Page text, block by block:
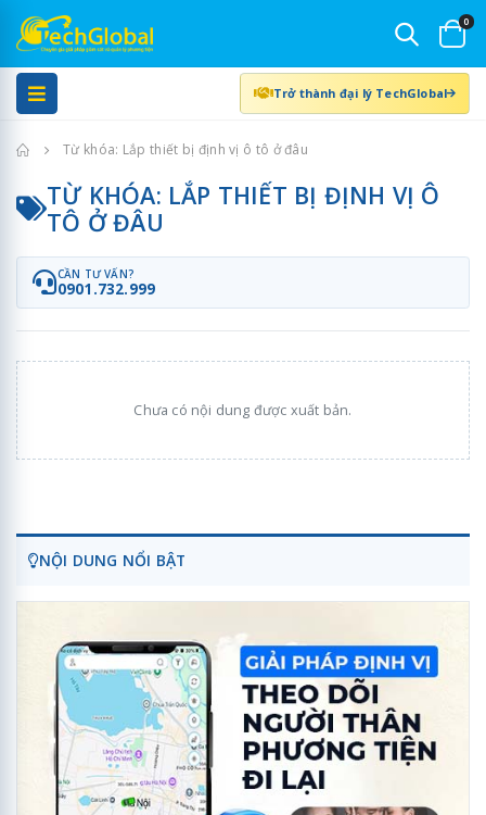
0
Trở thành đại lý TechGlobal
Trang chủTừ khóa: Lắp thiết bị định vị ô tô ở đâu
TỪ KHÓA: LẮP THIẾT BỊ ĐỊNH VỊ Ô
TÔ Ở ĐÂU
CẦN TƯ VẤN?
0901.732.999
Chưa có nội dung được xuất bản.
NỘI DUNG NỔI BẬT